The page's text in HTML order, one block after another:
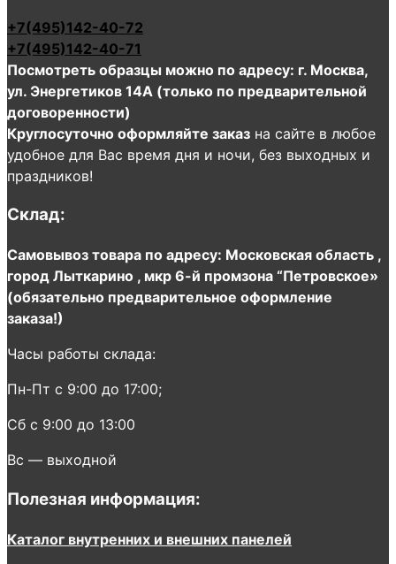
+7(495)142-40-72
+7(495)142-40-71
Посмотреть образцы можно по адресу: г. Москва,
ул. Энергетиков 14А (только по предварительной
договоренности)
Круглосуточно оформляйте заказ на сайте в любое
удобное для Вас время дня и ночи, без выходных и
праздников!
Склад:
Самовывоз товара по адресу: Московская область ,
город Лыткарино , мкр 6-й промзона “Петровское»
(обязательно предварительное оформление
заказа!)
Часы работы склада:
Пн-Пт с 9:00 до 17:00;
Сб с 9:00 до 13:00
Вс — выходной
Полезная информация:
Каталог внутренних и внешних панелей